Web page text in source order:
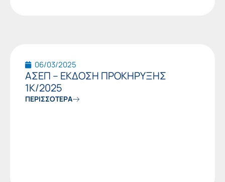
06/03/2025
ΑΣΕΠ – ΕΚΔΟΣΗ ΠΡΟΚΗΡΥΞΗΣ
1Κ/2025
ΠΕΡΙΣΣΟΤΕΡΑ